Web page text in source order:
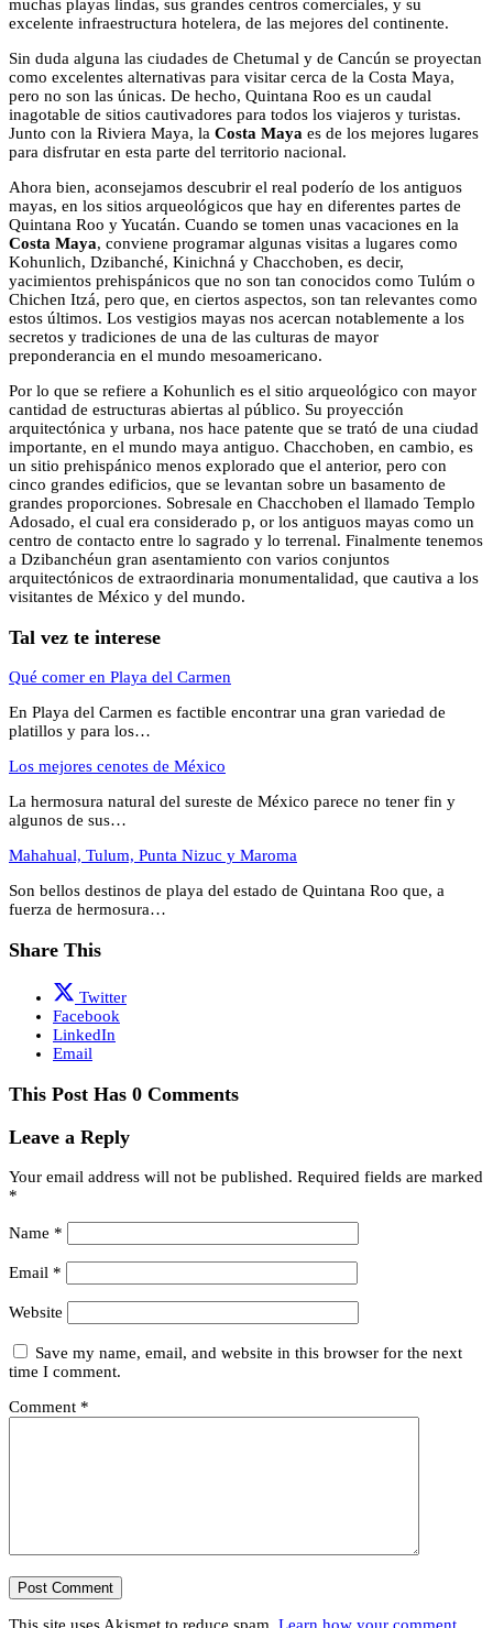
muchas playas lindas, sus grandes centros comerciales, y su
excelente infraestructura hotelera, de las mejores del continente.
Sin duda alguna las ciudades de Chetumal y de Cancún se proyectan
como excelentes alternativas para visitar cerca de la Costa Maya,
pero no son las únicas. De hecho, Quintana Roo es un caudal
inagotable de sitios cautivadores para todos los viajeros y turistas.
Junto con la Riviera Maya, la Costa Maya es de los mejores lugares
para disfrutar en esta parte del territorio nacional.
Ahora bien, aconsejamos descubrir el real poderío de los antiguos
mayas, en los sitios arqueológicos que hay en diferentes partes de
Quintana Roo y Yucatán. Cuando se tomen unas vacaciones en la
Costa Maya, conviene programar algunas visitas a lugares como
Kohunlich, Dzibanché, Kinichná y Chacchoben, es decir,
yacimientos prehispánicos que no son tan conocidos como Tulúm o
Chichen Itzá, pero que, en ciertos aspectos, son tan relevantes como
estos últimos. Los vestigios mayas nos acercan notablemente a los
secretos y tradiciones de una de las culturas de mayor
preponderancia en el mundo mesoamericano.
Por lo que se refiere a Kohunlich es el sitio arqueológico con mayor
cantidad de estructuras abiertas al público. Su proyección
arquitectónica y urbana, nos hace patente que se trató de una ciudad
importante, en el mundo maya antiguo. Chacchoben, en cambio, es
un sitio prehispánico menos explorado que el anterior, pero con
cinco grandes edificios, que se levantan sobre un basamento de
grandes proporciones. Sobresale en Chacchoben el llamado Templo
Adosado, el cual era considerado p, or los antiguos mayas como un
centro de contacto entre lo sagrado y lo terrenal. Finalmente tenemos
a Dzibanchéun gran asentamiento con varios conjuntos
arquitectónicos de extraordinaria monumentalidad, que cautiva a los
visitantes de México y del mundo.
Tal vez te interese
Qué comer en Playa del Carmen
En Playa del Carmen es factible encontrar una gran variedad de
platillos y para los…
Los mejores cenotes de México
La hermosura natural del sureste de México parece no tener fin y
algunos de sus…
Mahahual, Tulum, Punta Nizuc y Maroma
Son bellos destinos de playa del estado de Quintana Roo que, a
fuerza de hermosura…
Share This
Twitter
Facebook
LinkedIn
Email
This Post Has 0 Comments
Leave a Reply
Your email address will not be published. Required fields are marked
*
Name *
Email *
Website
Save my name, email, and website in this browser for the next
time I comment.
Comment *